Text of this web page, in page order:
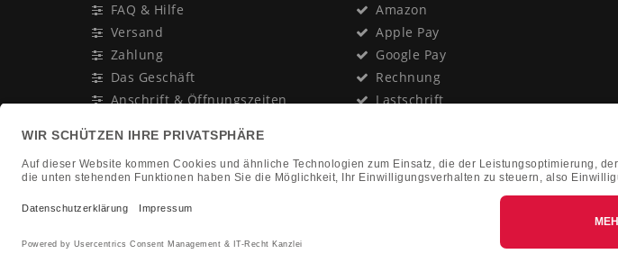
FAQ & Hilfe
Versand
Zahlung
Das Geschäft
Anschrift & Öffnungszeiten
Newsletter
In Gedenken an:
Jürgen Duhn
Amazon
Apple Pay
Google Pay
Rechnung
Lastschrift
Nachnahme